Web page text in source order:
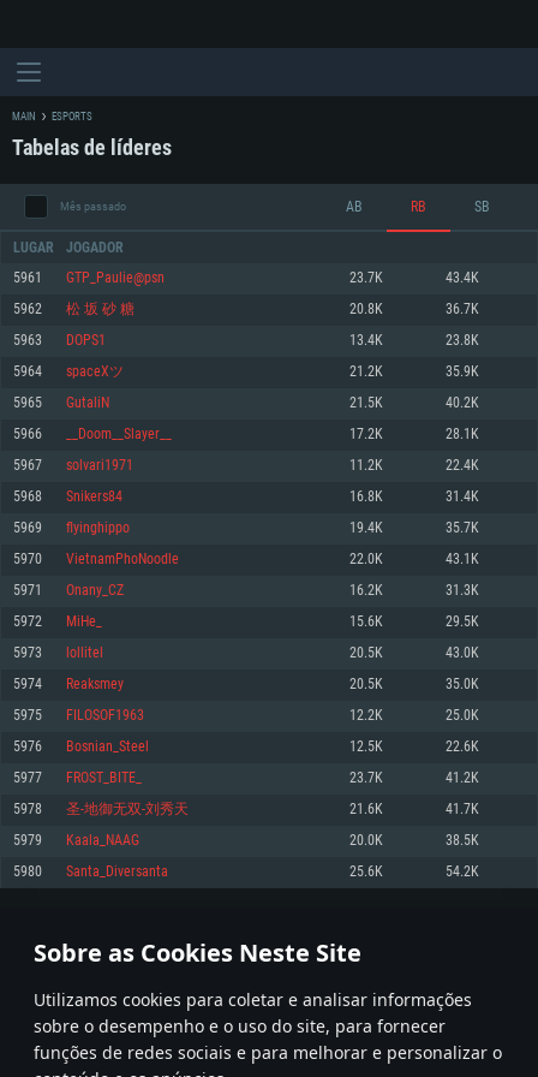
Sobre as Cookies Neste Site
Utilizamos cookies para coletar e analisar informações
sobre o desempenho e o uso do site, para fornecer
funções de redes sociais e para melhorar e personalizar o
REQUERIMENTOS DE SISTEMA
Mínimo
Sistema Operativo: Windows 10 (64 bit)
Processador: Dual-Core 2.2 GHz
Memória: 4GB
Placa Gráfica: Placa com DirectX 11: AMD Radeon 77XX / NVIDIA GeForce
GTX 660. Resolução mínima suportada: 720p
Network: Internet de banda larga.
Disco: 23,1 GB
Recomendado
superior, Radeon RX 570 ou superior
Disco: 75,9 GB
Mínimo
Sistema Operativo: Mac OS Big Sur 11.0 ou versão mais recente
Processador: Core i5 2.2GHz mínimo (Intel Xeon não suportado)
Memória: 6 GB
Placa Gráfica: Intel Iris Pro 5200 (Mac), equivalentes AMD/Nvidia para Mac.
Resolução mínima suportada: 720p com suporte Metal.
Network: Internet de banda larga.
Disco: 21,5 GB
Recomendado
Network: Internet de banda larga.
Mínimo
Sistema Operativo: Distribuições mais modernas do Linux de 64bit
Processador: Dual-Core 2.4 GHz
Memória: 4 GB
Placa Gráfica: NVIDIA 660 com os drivers mais recentes (não mais de 6
meses) / equivalentes AMD com os drivers mais recentes com suporte
Vulkan (não mais de 6 meses); Resolução mínima suportada: 720p.
Network: Internet de banda larga.
Disco: 21,5 GB
Recomendado
Sistema Operativo: Ubuntu 20.04 64bit
Processador: Intel Core i7
Memória: 16 GB
Placa Gráfica: NVIDIA 1060 com os drivers mais recentes (não mais de 6
meses) / equivalentes AMD (Radeon RX 570) com os drivers mais recentes
Network: Internet de banda larga.
MAIN ESPORTS
Tabelas de líderes
Mês passado AB RB SB
LUGAR JOGADOR
5961 GTP_Paulie@psn 23.7K 43.4K
5962 松 坂 砂 糖 20.8K 36.7K
5963 DOPS1 13.4K 23.8K
5964 spaceXツ 21.2K 35.9K
5965 GutaliN 21.5K 40.2K
5966 __Doom__Slayer__ 17.2K 28.1K
5967 solvari1971 11.2K 22.4K
5968 Snikers84 16.8K 31.4K
5969 flyinghippo 19.4K 35.7K
5970 VietnamPhoNoodle 22.0K 43.1K
5971 Onany_CZ 16.2K 31.3K
5972 MiHe_ 15.6K 29.5K
5973 lollitel 20.5K 43.0K
5974 Reaksmey 20.5K 35.0K
5975 FILOSOF1963 12.2K 25.0K
5976 Bosnian_Steel 12.5K 22.6K
5977 FROST_BITE_ 23.7K 41.2K
5978 圣-地御无双-刘秀天 21.6K 41.7K
5979 Kaala_NAAG 20.0K 38.5K
5980 Santa_Diversanta 25.6K 54.2K